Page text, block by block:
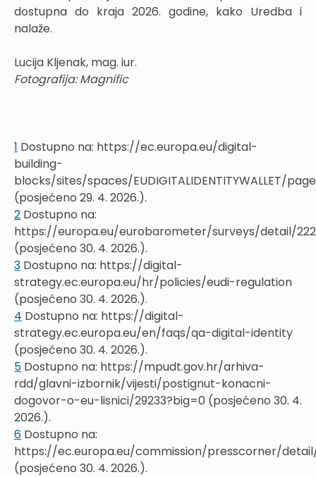
dostupna do kraja 2026. godine, kako Uredba i
nalaže.
Lucija Kljenak, mag. iur.
Fotografija: Magnific
1 Dostupno na: https://ec.europa.eu/digital-
building-
blocks/sites/spaces/EUDIGITALIDENTITYWALLET/
(posjećeno 29. 4. 2026.).
2 Dostupno na:
https://europa.eu/eurobarometer/surveys/detail/
(posjećeno 30. 4. 2026.).
3 Dostupno na: https://digital-
strategy.ec.europa.eu/hr/policies/eudi-regulation
(posjećeno 30. 4. 2026.).
4 Dostupno na: https://digital-
strategy.ec.europa.eu/en/faqs/qa-digital-identity
(posjećeno 30. 4. 2026.).
5 Dostupno na: https://mpudt.gov.hr/arhiva-
rdd/glavni-izbornik/vijesti/postignut-konacni-
dogovor-o-eu-lisnici/29233?big=0 (posjećeno 30. 4.
2026.).
6 Dostupno na:
https://ec.europa.eu/commission/presscorner/
(posjećeno 30. 4. 2026.).